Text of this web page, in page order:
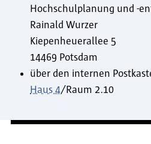
Hochschulplanung und -
Rainald Wurzer
Kiepenheuerallee 5
14469 Potsdam
über den internen
Haus 4/Raum 2.10